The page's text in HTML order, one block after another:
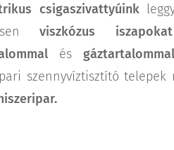
csigaszivattyúink
viszkózus iszapokat
és gáztartalommal
szennyvíztisztító